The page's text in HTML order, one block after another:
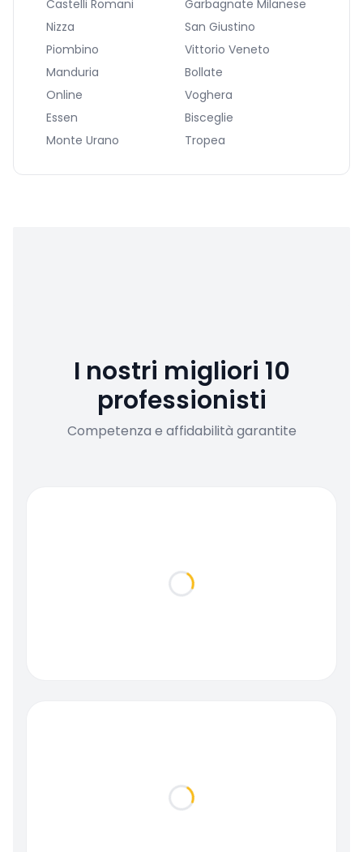
Castelli Romani
Garbagnate Milanese
Nizza
San Giustino
Piombino
Vittorio Veneto
Manduria
Bollate
Online
Voghera
Essen
Bisceglie
Monte Urano
Tropea
I nostri migliori 10
professionisti
Competenza e affidabilità garantite
Loading...
Loading...